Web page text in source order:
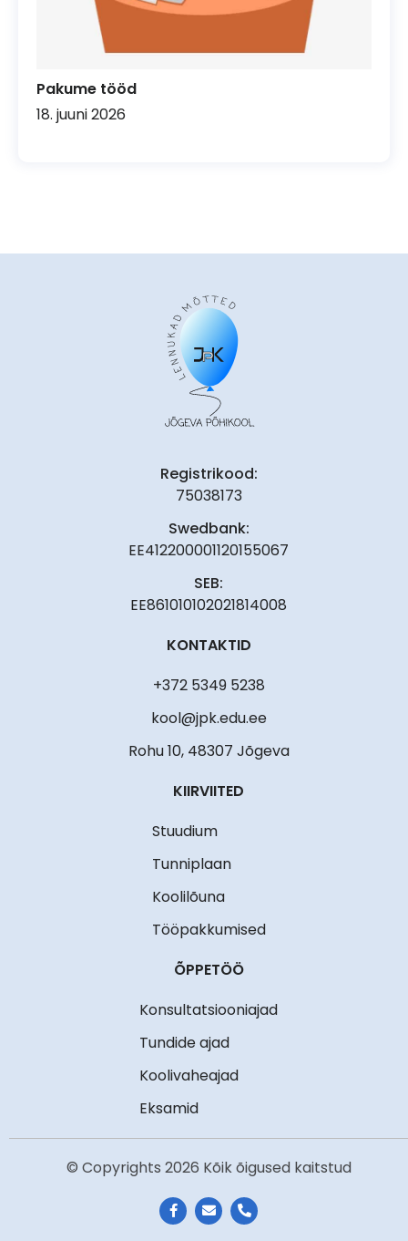
Pakume tööd
18. juuni 2026
Registrikood:
75038173
Swedbank:
EE412200001120155067
SEB:
EE861010102021814008
KONTAKTID
+372 5349 5238
kool@jpk.edu.ee
Rohu 10, 48307 Jõgeva
KIIRVIITED
Stuudium
Tunniplaan
Koolilõuna
Tööpakkumised
ÕPPETÖÖ
Konsultatsiooniajad
Tundide ajad
Koolivaheajad
Eksamid
© Copyrights 2026 Kõik õigused kaitstud